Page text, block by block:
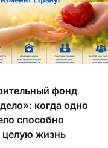
фонд
когда одно
способно
целую жизнь